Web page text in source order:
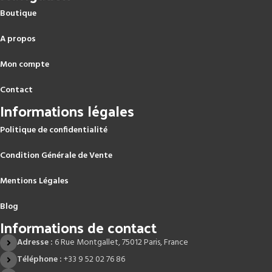
Boutique
A propos
Mon compte
Contact
Informations légales
Politique de confidentialité
Condition Générale de Vente
Mentions Légales
Blog
Informations de contact
Adresse : 6 Rue Montgallet, 75012 Paris, France
Téléphone :+33 9 52 02 76 86